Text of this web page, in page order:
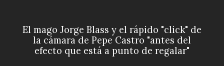
El mago Jorge Blass y el rápido "click" de
la cámara de Pepe Castro "antes del
efecto que está a punto de regalar"